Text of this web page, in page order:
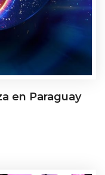
en Paraguay